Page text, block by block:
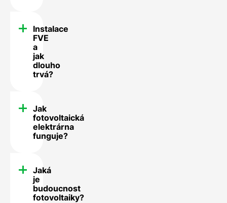
Instalace
FVE
a
jak
dlouho
trvá?
Jak
fotovoltaická
elektrárna
funguje?
Jaká
je
budoucnost
fotovoltaiky?